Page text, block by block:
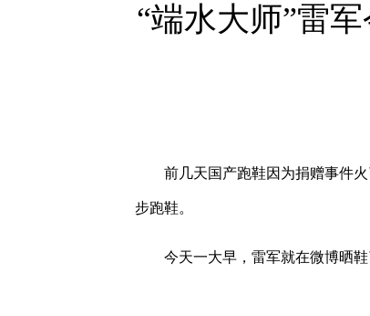
“端水大师”雷
前几天国产跑鞋因为捐赠事件
步跑鞋。
今天一大早，雷军就在微博晒